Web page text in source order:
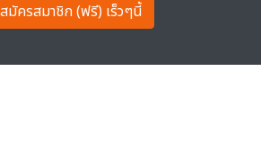
มัครสมาชิก (ฟรี) เร็วๆนี้